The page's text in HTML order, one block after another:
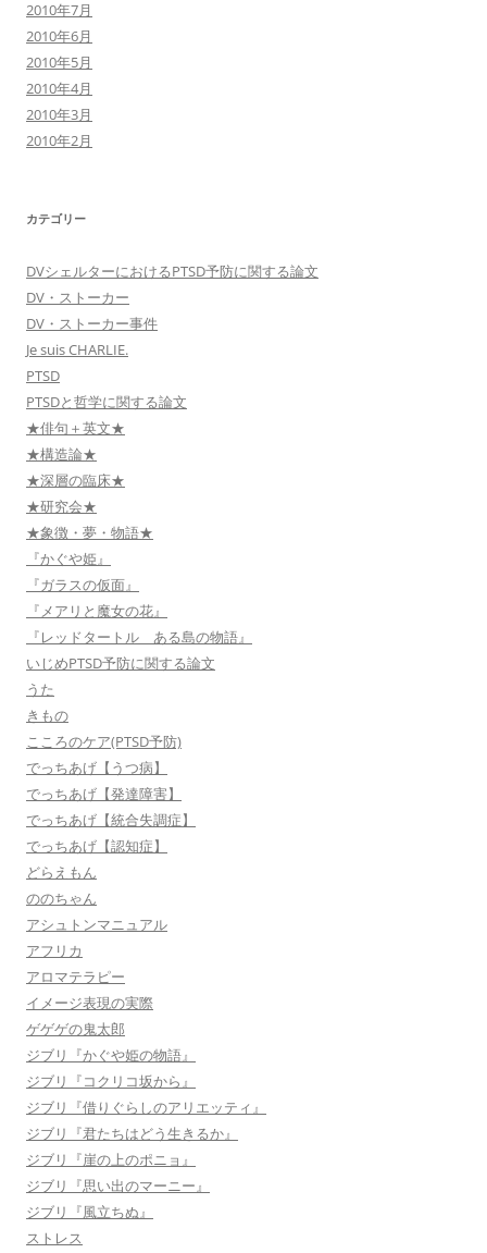
2010年7月
2010年6月
2010年5月
2010年4月
2010年3月
2010年2月
カテゴリー
DVシェルターにおけるPTSD予防に関する論文
DV・ストーカー
DV・ストーカー事件
Je suis CHARLIE.
PTSD
PTSDと哲学に関する論文
★俳句＋英文★
★構造論★
★深層の臨床★
★研究会★
★象徴・夢・物語★
『かぐや姫』
『ガラスの仮面』
『メアリと魔女の花』
『レッドタートル ある島の物語』
いじめPTSD予防に関する論文
うた
きもの
こころのケア(PTSD予防)
でっちあげ【うつ病】
でっちあげ【発達障害】
でっちあげ【統合失調症】
でっちあげ【認知症】
どらえもん
ののちゃん
アシュトンマニュアル
アフリカ
アロマテラピー
イメージ表現の実際
ゲゲゲの鬼太郎
ジブリ『かぐや姫の物語』
ジブリ『コクリコ坂から』
ジブリ『借りぐらしのアリエッティ』
ジブリ『君たちはどう生きるか』
ジブリ『崖の上のポニョ』
ジブリ『思い出のマーニー』
ジブリ『風立ちぬ』
ストレス